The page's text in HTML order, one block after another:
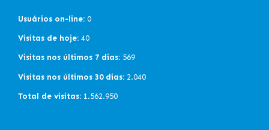
Usuários on-line: 0
Visitas de hoje: 40
Visitas nos últimos 7 dias: 569
Visitas nos últimos 30 dias: 2.040
Total de visitas: 1.562.950